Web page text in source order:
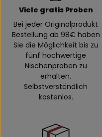
Viele gratis Proben
Bei jeder Originalprodukt
Bestellung ab 98€ haben
Sie die Möglichkeit bis zu
fünf hochwertige
Nischenproben zu
erhalten.
Selbstverständlich
kostenlos.